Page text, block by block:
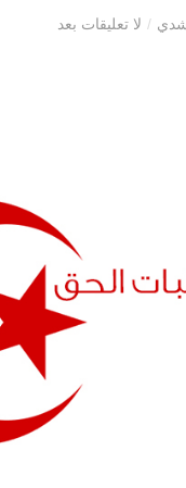
/ لا تعليقات بعد